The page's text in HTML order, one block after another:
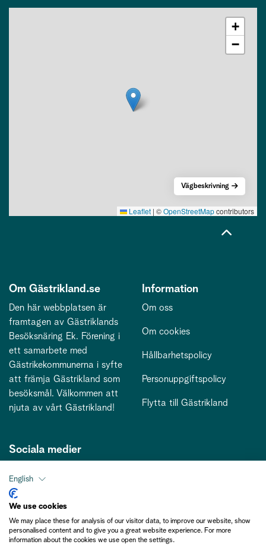
+
−
Leaflet | ©OpenStreetMapcontributors
Vägbeskrivning
Om Gästrikland.se
Den här webbplatsen är
framtagen av Gästriklands
Besöksnäring Ek. Förening i
ett samarbete med
Gästrikekommunerna i syfte
att främja Gästrikland som
besöksmål. Välkommen att
njuta av vårt Gästrikland!
Information
Om oss
Om cookies
Hållbarhetspolicy
Personuppgiftspolicy
Flytta till Gästrikland
Sociala medier
Kontakt
kontakt@gastriklandsbesoksnaring.se
English
We use cookies
We may place these for analysis of our visitor data, to improve our website, show
personalised content and to give you a great website experience. For more
information about the cookies we use open the settings.